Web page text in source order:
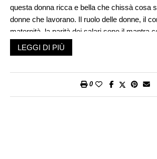
questa donna ricca e bella che chissà cosa
donne che lavorano. Il ruolo delle donne, il
maternità, la parità dei salari sono il mantra
entrata alla Casa Bianca ed è già conosciuta
ironia della sorte: assomiglia tanto a Hillary,
di fianco al padre, interviene, organizza
LEGGI DI PIÙ
0